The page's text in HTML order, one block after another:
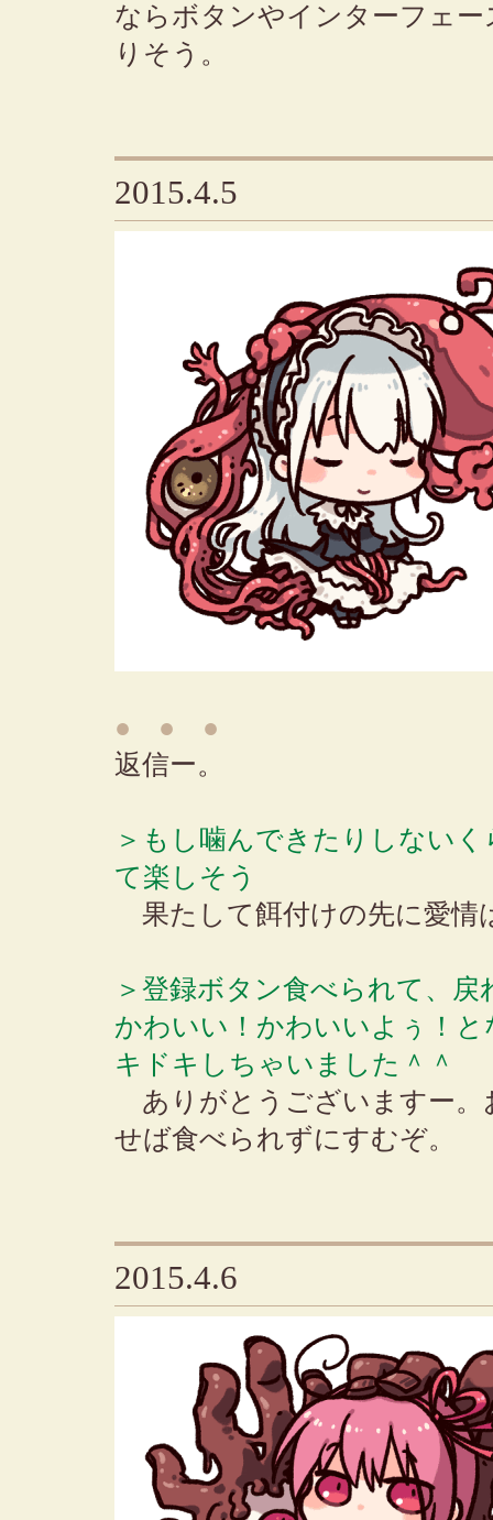
ならボタンやインターフェ
りそう。
2015.4.5
● ● ●
返信ー。
＞もし噛んできたりしない
て楽しそう
果たして餌付けの先に愛情
＞登録ボタン食べられて、戻
かわいい！かわいいよぅ！
キドキしちゃいました＾＾
ありがとうございますー。
せば食べられずにすむぞ。
2015.4.6